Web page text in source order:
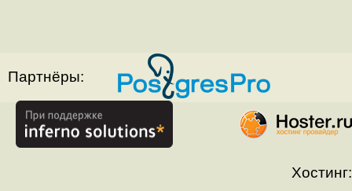
Партнёры:
Хостинг: